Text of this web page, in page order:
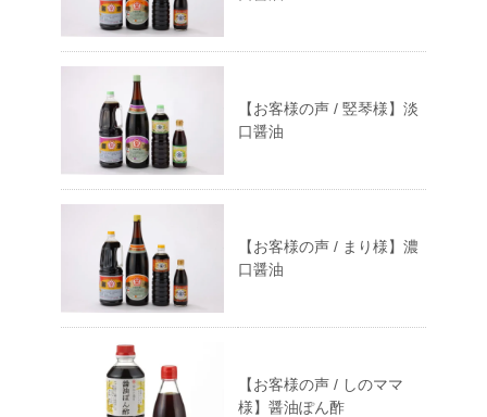
【お客様の声 / 竪琴様】淡
口醤油
【お客様の声 / まり様】濃
口醤油
【お客様の声 / しのママ
様】醤油ぽん酢